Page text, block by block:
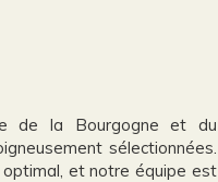
de la Bourgogne et du
sélectionnées.
et notre équipe est